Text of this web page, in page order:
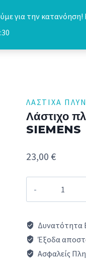
για την
ΛΆΣΤΙΧΑ
Λάστιχο
SIEMENS
23,00€
πλυντηρίου
-
iq800
Δυνατότητα
Έξοδα
Ασφαλείς